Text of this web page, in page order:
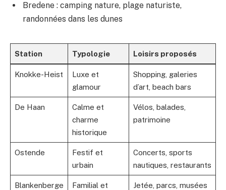
Bredene : camping nature, plage naturiste,
randonnées dans les dunes
Station Typologie Loisirs proposés
Knokke-Heist
Luxe et
glamour
Shopping, galeries
d’art, beach bars
De Haan
Calme et
charme
historique
Vélos, balades,
patrimoine
Ostende
Festif et
urbain
Concerts, sports
nautiques, restaurants
Blankenberge Familial et Jetée, parcs, musées